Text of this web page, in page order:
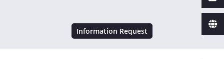
Information Request